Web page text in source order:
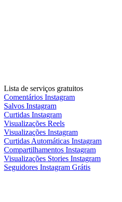
Lista de serviços gratuitos
Comentários Instagram
Salvos Instagram
Curtidas Instagram
Visualizações Reels
Visualizações Instagram
Curtidas Automáticas Instagram
Compartilhamentos Instagram
Visualizações Stories Instagram
Seguidores Instagram Grátis